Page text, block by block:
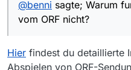
@benni sagte; Warum
vom ORF nicht?
Hier findest du detaillierte
Abspielen von ORF-